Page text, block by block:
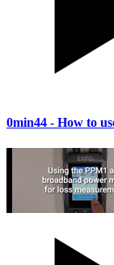
0min44 - How to